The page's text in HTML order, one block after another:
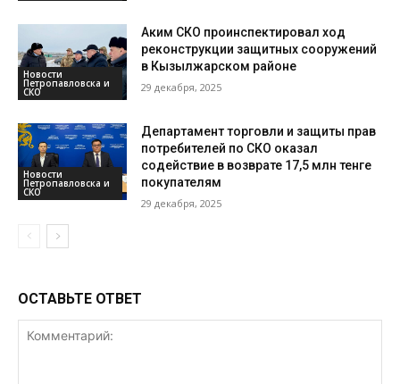
Новости
Петропавловска и
СКО
Аким СКО проинспектировал ход
реконструкции защитных сооружений
в Кызылжарском районе
29 декабря, 2025
Новости
Петропавловска и
СКО
Департамент торговли и защиты прав
потребителей по СКО оказал
содействие в возврате 17,5 млн тенге
покупателям
29 декабря, 2025
ОСТАВЬТЕ ОТВЕТ